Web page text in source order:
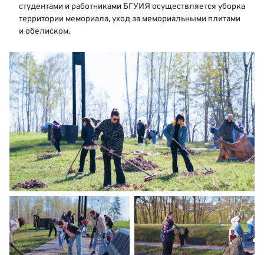
студентами и работниками БГУИЯ осуществляется уборка
территории мемориала, уход за мемориальными плитами
и обелиском.